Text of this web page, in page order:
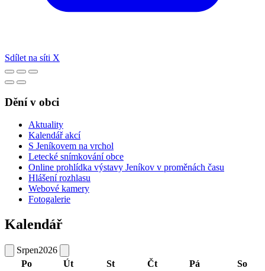
Sdílet na síti X
Dění v obci
Aktuality
Kalendář akcí
S Jeníkovem na vrchol
Letecké snímkování obce
Online prohlídka výstavy Jeníkov v proměnách času
Hlášení rozhlasu
Webové kamery
Fotogalerie
Kalendář
Srpen2026
Po
Út St Čt Pá So